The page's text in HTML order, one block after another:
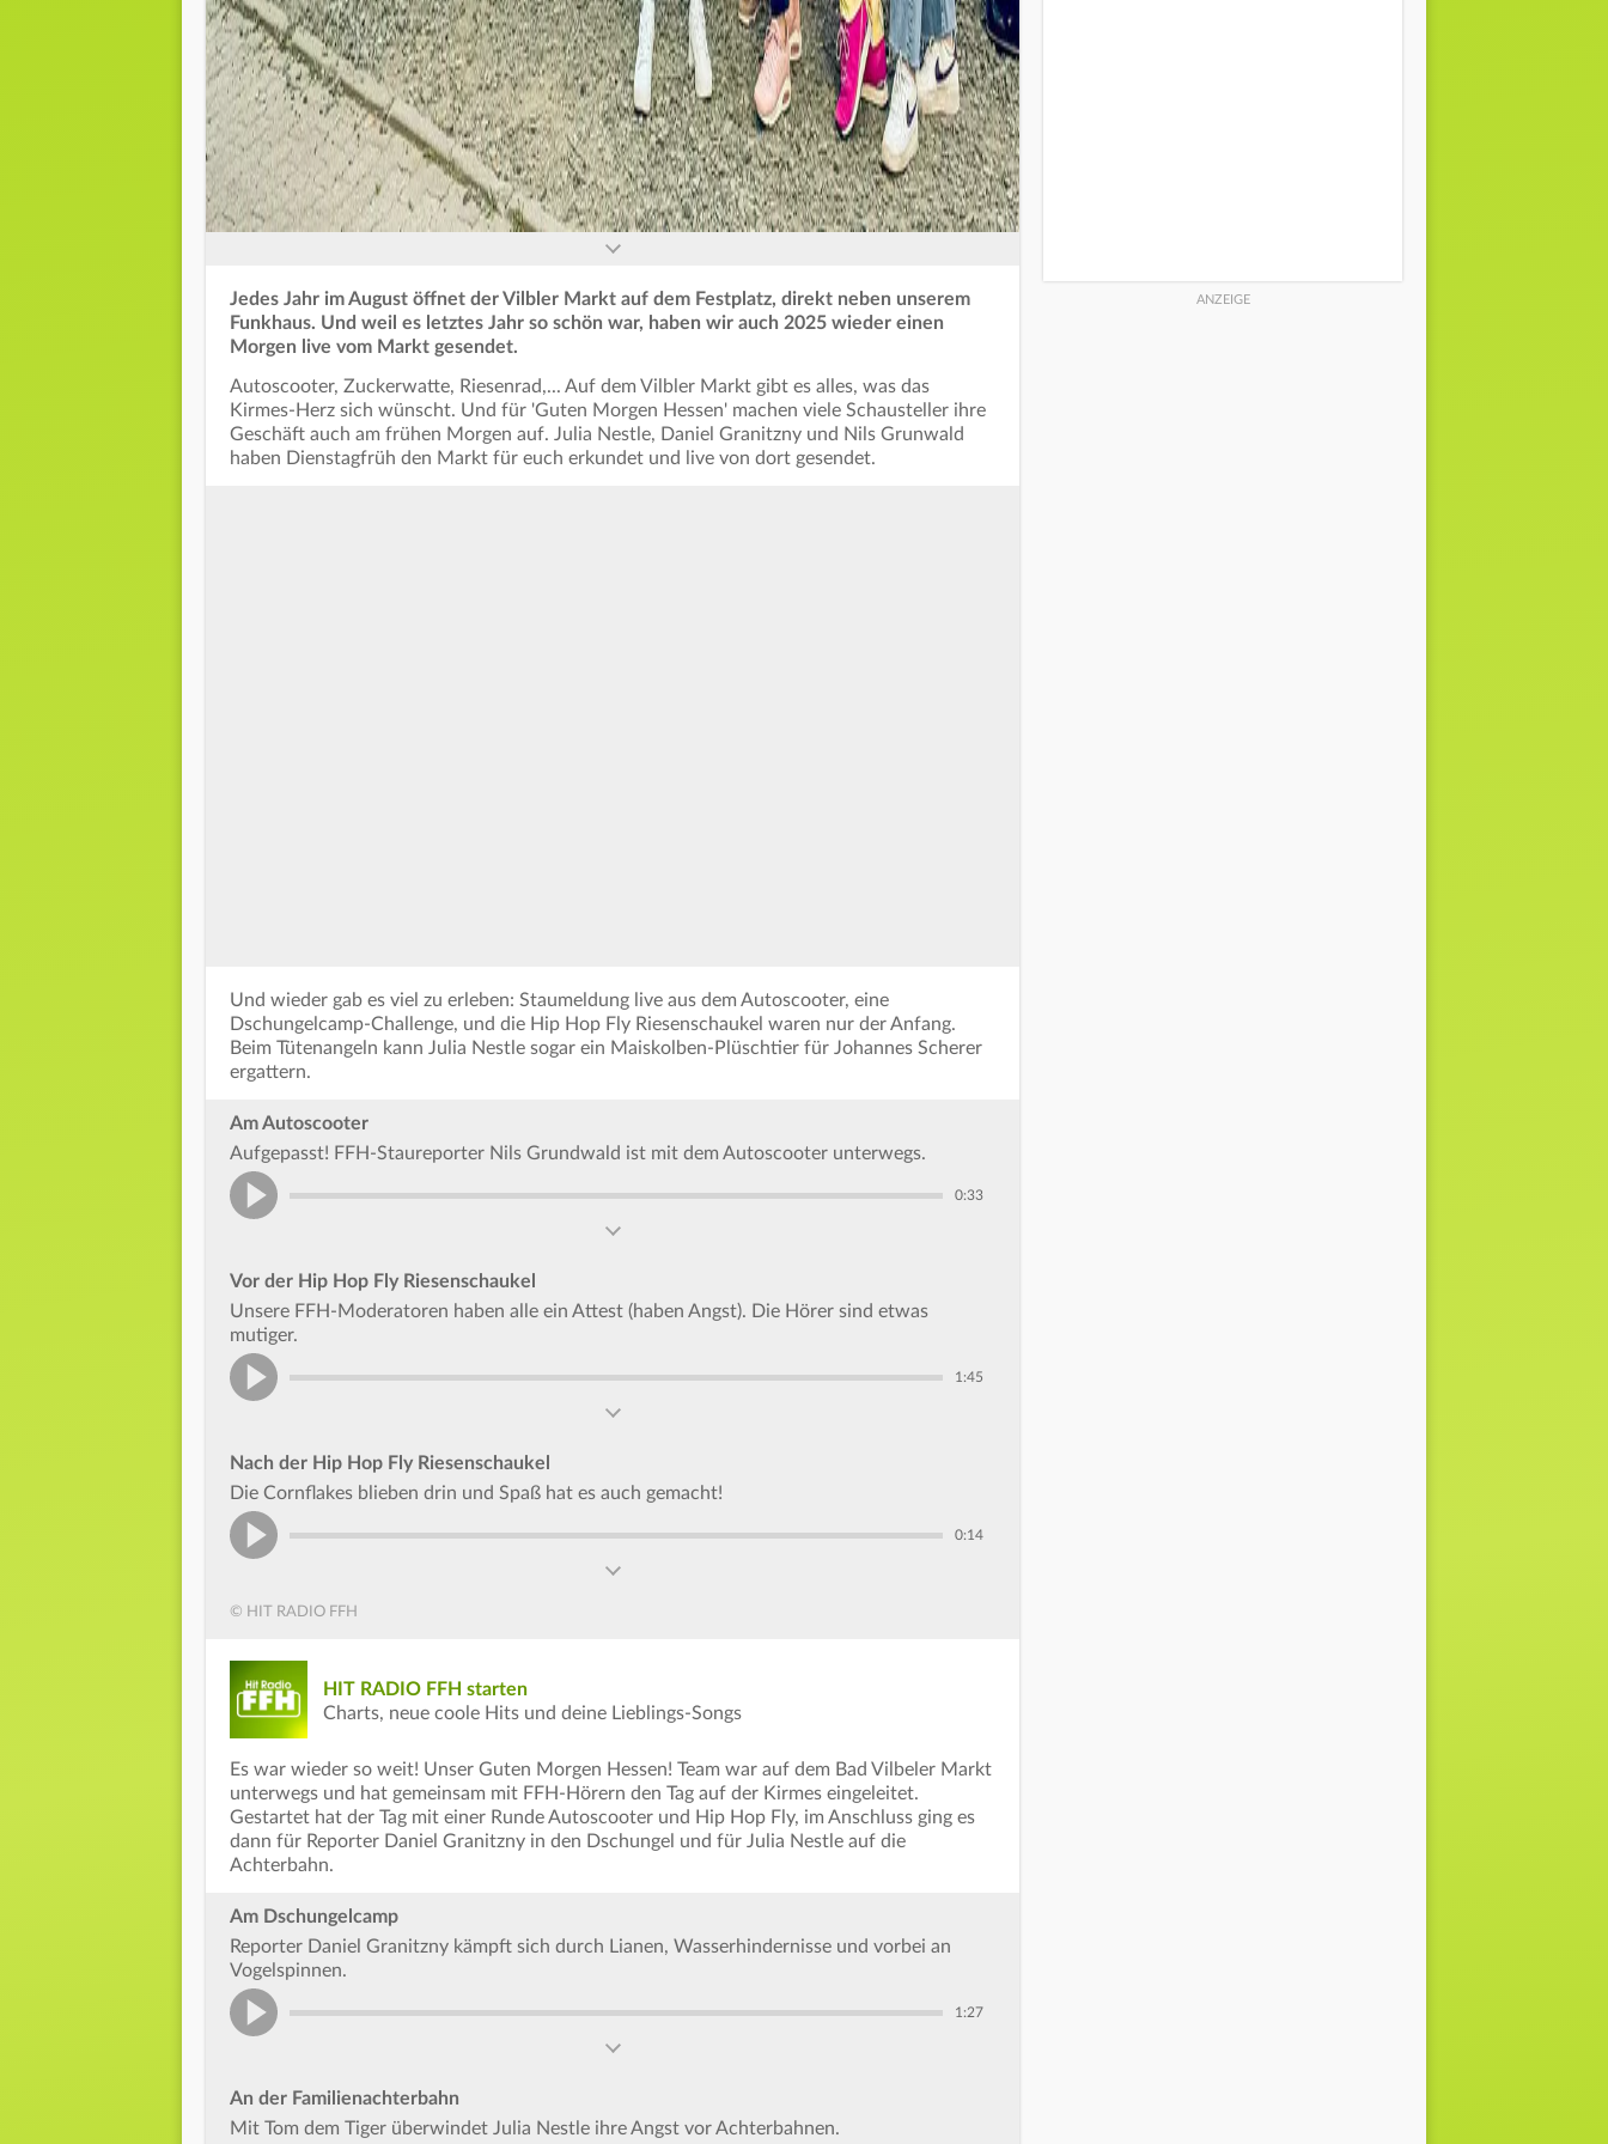
Jedes Jahr im August öffnet der Vilbler Markt auf dem Festplatz, direkt neben unserem
Funkhaus. Und weil es letztes Jahr so schön war, haben wir auch 2025 wieder einen
Morgen live vom Markt gesendet.
Autoscooter, Zuckerwatte, Riesenrad,... Auf dem Vilbler Markt gibt es alles, was das
Kirmes-Herz sich wünscht. Und für 'Guten Morgen Hessen' machen viele Schausteller ihre
Geschäft auch am frühen Morgen auf. Julia Nestle, Daniel Granitzny und Nils Grunwald
haben Dienstagfrüh den Markt für euch erkundet und live von dort gesendet.
Und wieder gab es viel zu erleben: Staumeldung live aus dem Autoscooter, eine
Dschungelcamp-Challenge, und die Hip Hop Fly Riesenschaukel waren nur der Anfang.
Beim Tütenangeln kann Julia Nestle sogar ein Maiskolben-Plüschtier für Johannes Scherer
ergattern.
Am Autoscooter
Aufgepasst! FFH-Staureporter Nils Grundwald ist mit dem Autoscooter unterwegs.
0:33
Vor der Hip Hop Fly Riesenschaukel
Unsere FFH-Moderatoren haben alle ein Attest (haben Angst). Die Hörer sind etwas
mutiger.
1:45
Nach der Hip Hop Fly Riesenschaukel
Die Cornflakes blieben drin und Spaß hat es auch gemacht!
0:14
© HIT RADIO FFH
HIT RADIO FFH starten
Charts, neue coole Hits und deine Lieblings-Songs
Es war wieder so weit! Unser Guten Morgen Hessen! Team war auf dem Bad Vilbeler Markt
unterwegs und hat gemeinsam mit FFH-Hörern den Tag auf der Kirmes eingeleitet.
Gestartet hat der Tag mit einer Runde Autoscooter und Hip Hop Fly, im Anschluss ging es
dann für Reporter Daniel Granitzny in den Dschungel und für Julia Nestle auf die
Achterbahn.
Am Dschungelcamp
Reporter Daniel Granitzny kämpft sich durch Lianen, Wasserhindernisse und vorbei an
Vogelspinnen.
1:27
An der Familienachterbahn
Mit Tom dem Tiger überwindet Julia Nestle ihre Angst vor Achterbahnen.